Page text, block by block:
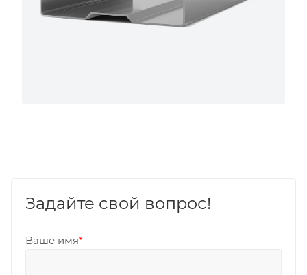
Задайте свой вопрос!
Ваше имя*